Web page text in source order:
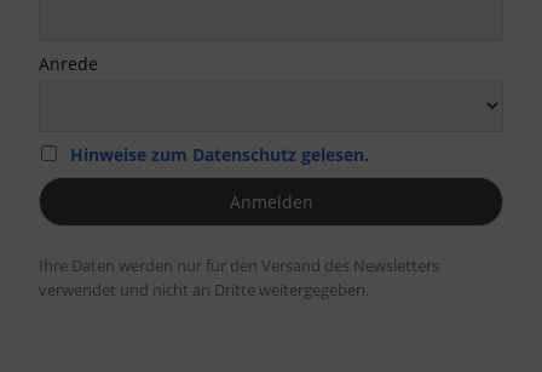
Anrede
Hinweise zum Datenschutz gelesen.
Ihre Daten werden nur für den Versand des Newsletters
verwendet und nicht an Dritte weitergegeben.